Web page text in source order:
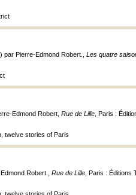
par Pierre-Edmond Robert., Les quatre
Edmond Robert, Rue de Lille , Paris :
twelve stories of Paris
Robert., Rue de Lille , Paris :